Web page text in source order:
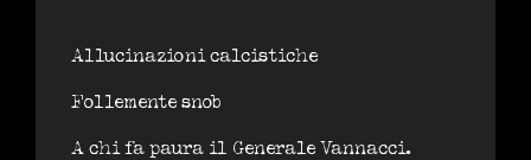
Allucinazioni calcistiche
Follemente snob
A chi fa paura il Generale Vannacci.